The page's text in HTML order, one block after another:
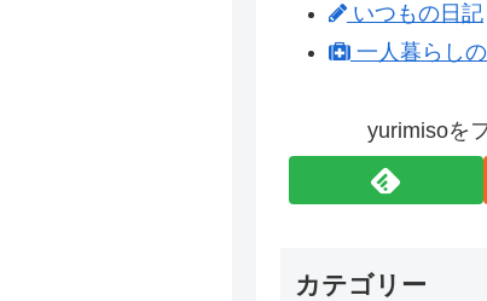
いつもの日記
一人暮らし
yurimisoを
カテゴリー